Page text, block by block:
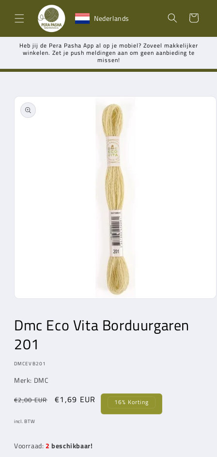
naar de
content Nederlands Winkelwagen
Heb jij de Pera Pasha App al op je mobiel? Zoveel makkelijker
winkelen. Zet je push meldingen aan om geen aanbieding te
missen!
direct naar
in
modaal
Dmc Eco Vita Borduurgaren
201
MODEL:
DMCEVB201
Merk: DMC
Normale
€2,00 EUR Aanbiedingsprijs
€1,69 EUR 16% Korting
incl. BTW
Voorraad: 2 beschikbaar!